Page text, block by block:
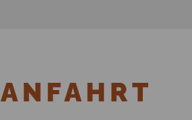
ANFAHRT